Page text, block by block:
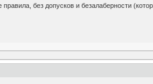
без допусков и безалаберности